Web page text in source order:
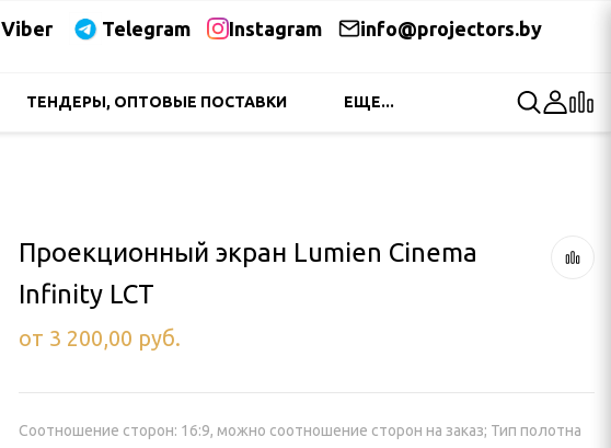
Viber Telegram Instagram info@projectors.by
ТЕНДЕРЫ, ОПТОВЫЕ ПОСТАВКИ ЕЩЕ...
Проекционный экран Lumien Cinema
Infinity LCT
от 3 200,00 руб.
Соотношение сторон: 16:9, можно соотношение сторон на заказ; Тип полотна